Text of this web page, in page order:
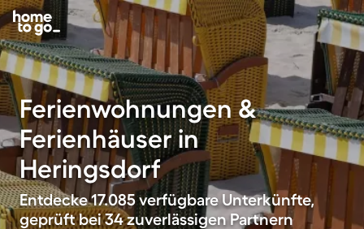
Ferienwohnungen &
Ferienhäuser in
Heringsdorf
Entdecke 17.085 verfügbare Unterkünfte,
geprüft bei 34 zuverlässigen Partnern